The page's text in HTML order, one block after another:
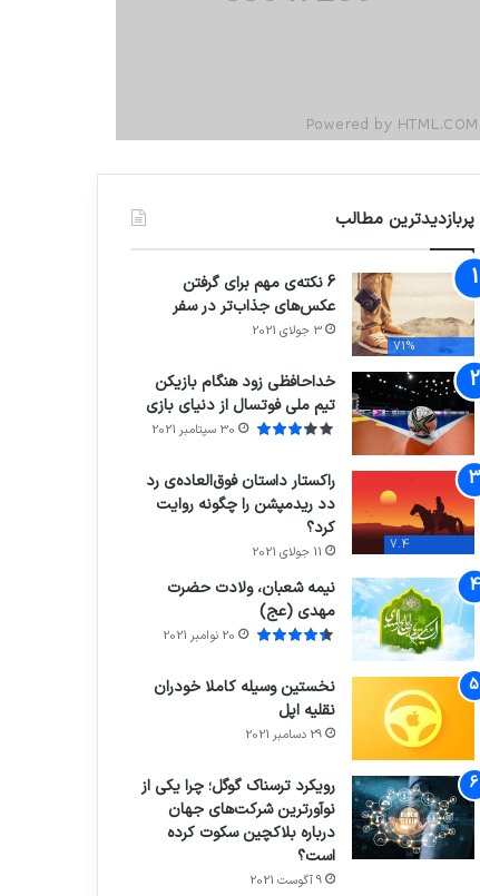
پربازدیدترین مطالب
71%
6 نکته‌ی مهم برای گرفتن
عکس‌های جذاب‌تر در سفر
3 جولای 2021
خداحافظی زود هنگام بازیکن
تیم ملی فوتسال از دنیای بازی
30 سپتامبر 2021
7.4
راکستار داستان فوق‌العاده‌ی رد
دد ریدمپشن را چگونه روایت
کرد؟
11 جولای 2021
نیمه شعبان، ولادت حضرت
مهدی (عج)
20 نوامبر 2021
نخستین وسیله کاملا خودران
نقلیه اپل
29 دسامبر 2021
رویکرد ترسناک گوگل؛ چرا یکی از
نوآورترین شرکت‌های جهان
درباره بلاکچین سکوت کرده
است؟
9 آگوست 2021